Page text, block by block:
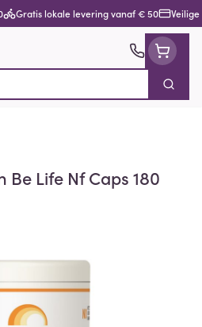
Gratis lokale levering vanaf € 50
Zoek
Be Life Nf Caps 180